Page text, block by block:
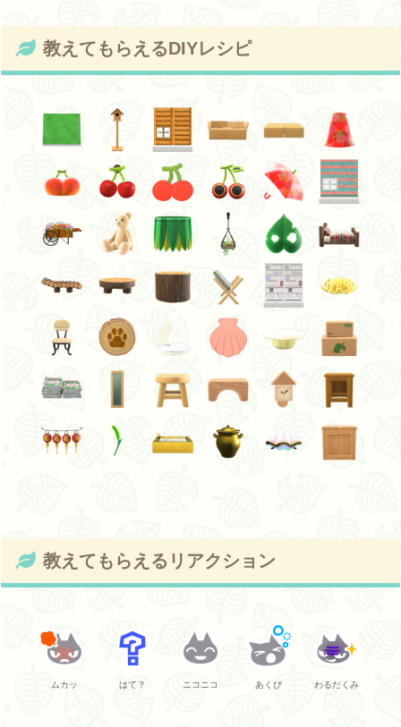
教えてもらえるDIYレシピ
教えてもらえるリアクション
ムカッ はて？ ニコニコ あくび わるだくみ